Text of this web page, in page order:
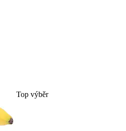
Top výběr